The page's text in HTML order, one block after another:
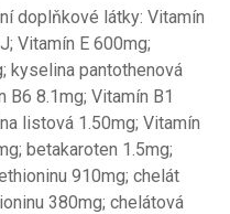
doplňkové látky: Vitamín
Vitamín E 600mg;
kyselina pantothenová
B6 8.1mg; Vitamín B1
listová 1.50mg; Vitamín
betakaroten 1.5mg;
910mg; chelát
380mg; chelátová